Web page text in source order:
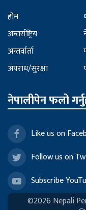
होम
अन्तर्राष्ट्रिय
अन्तर्वार्ता
अपराध/सुरक्षा
नेपालीपेन फलो
Like us on
Follow us on
Subscribe
©2026 Nepali Pen